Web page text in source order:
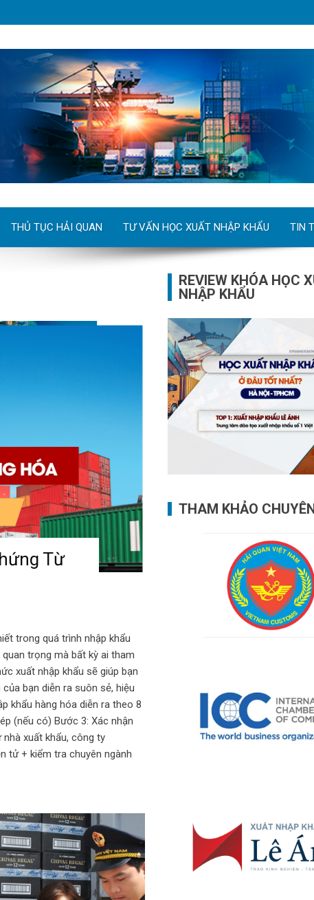
THỦ TỤC HẢI QUAN TƯ VẤN HỌC XUẤT NHẬP KHẨU TIN
Từ
trong quá trình nhập khẩu
trọng mà bất kỳ ai tham
xuất nhập khẩu sẽ giúp bạn
bạn diễn ra suôn sẻ, hiệu
khẩu hàng hóa diễn ra theo 8
(nếu có) Bước 3: Xác nhận
xuất khẩu, công ty
tử + kiểm tra chuyên ngành
REVIEW KHÓA HỌC
NHẬP KHẨU
THAM KHẢO